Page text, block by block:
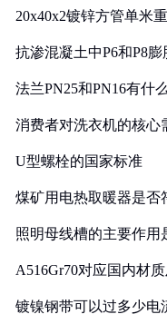
20x40x2镀锌方管单米
抗渗混凝土中P6和P8
法兰PN25和PN16有什
消费者对洗衣机的核心
U型螺栓的国家标准
煤矿用电热取暖器是否
照明母线槽的主要作用
A516Gr70对应国内材
镀镍钢带可以过多少电